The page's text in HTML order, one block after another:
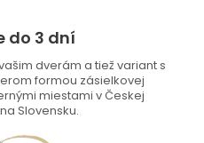
do 3 dní
dverám a tiež variant s
formou zásielkovej
miestami v Českej
Slovensku.